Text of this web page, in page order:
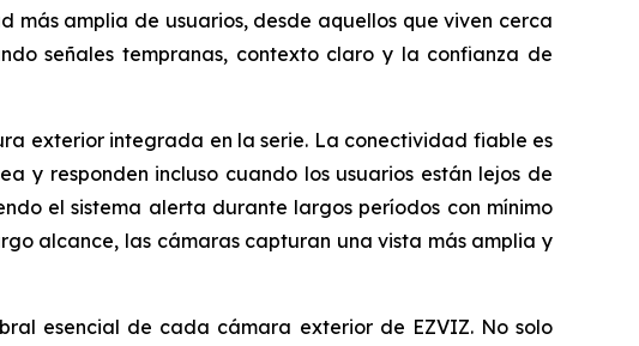
amplia de usuarios, desde aquellos que viven cerca
señales tempranas, contexto claro y la confianza de
exterior integrada en la serie. La conectividad fiable es
y responden incluso cuando los usuarios están lejos de
el sistema alerta durante largos períodos con mínimo
alcance, las cámaras capturan una vista más amplia y
esencial de cada cámara exterior de EZVIZ. No solo